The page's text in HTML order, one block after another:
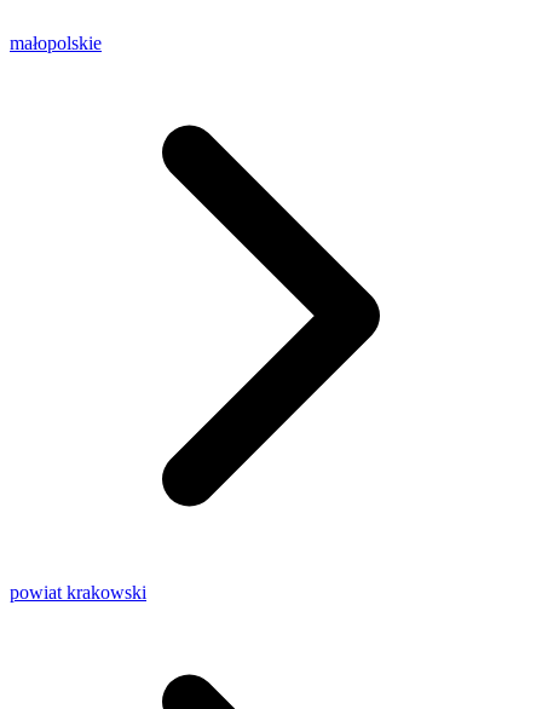
małopolskie
powiat krakowski